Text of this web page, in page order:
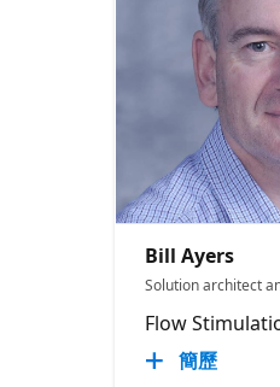
Bill Ayers
Solution architect
Flow
簡歷